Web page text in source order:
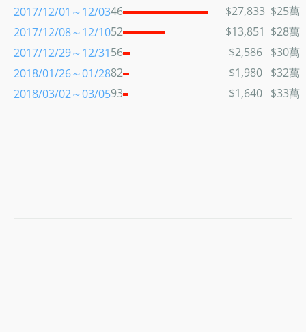
2017/12/01～12/0346 $27,833 $25萬
2017/12/08～12/1052 $13,851 $28萬
2017/12/29～12/3156 $2,586
$30萬
2018/01/26～01/2882 $1,980
$32萬
2018/03/02～03/0593 $1,640 $33萬